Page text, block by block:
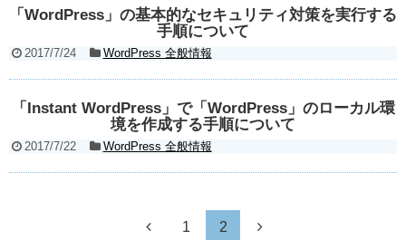
「WordPress」の基本的なセキュリティ対策を実行する
手順について
2017/7/24 WordPress 全般情報
「Instant WordPress」で「WordPress」のローカル環
境を作成する手順について
2017/7/22 WordPress 全般情報
1 2